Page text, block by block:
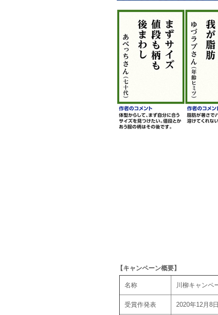
【キャンペーン概要】
名称 川柳キャンペ
受賞作発表 2020年12月8